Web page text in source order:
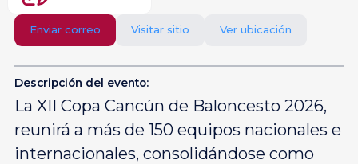
Enviar correo Visitar sitio Ver ubicación
Descripción del evento:
La XII Copa Cancún de Baloncesto 2026,
reunirá a más de 150 equipos nacionales e
internacionales, consolidándose como